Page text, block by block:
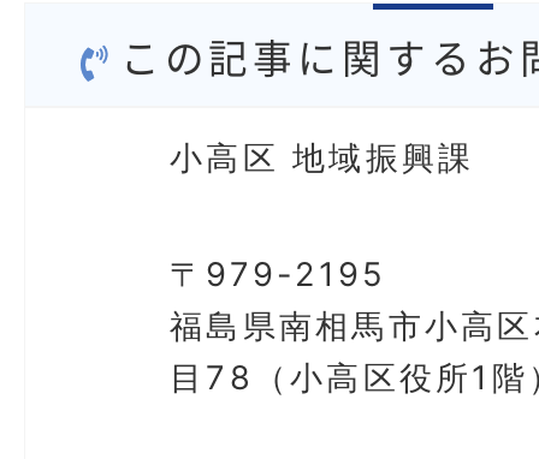
この記事に関するお
小高区 地域振興課
〒979-2195
福島県南相馬市小高
目78（小高区役所1階